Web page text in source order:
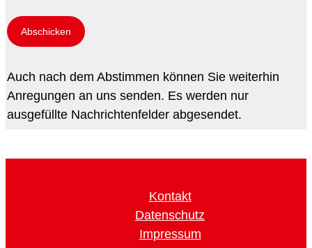
Auch nach dem Abstimmen können Sie weiterhin
Anregungen an uns senden. Es werden nur
ausgefüllte Nachrichtenfelder abgesendet.
Kontakt
Datenschutz
Impressum